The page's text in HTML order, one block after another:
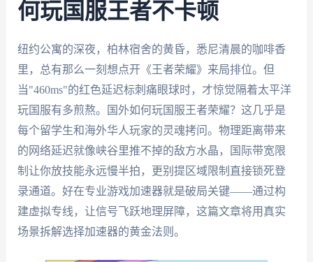
何玩国服王者不卡顿
纽约公寓的深夜，柏林宿舍的黄昏，悉尼清晨的咖啡香
里，总有那么一刻想点开《王者荣耀》来局排位。但
当"460ms"的红色延迟标刺痛眼球时，才惊觉隔着太平洋
玩国服有多煎熬。国外如何玩国服王者荣耀？这几乎是
每个留学生和海外华人玩家的灵魂拷问。物理距离带来
的网络延迟就像峡谷里推不掉的敌方水晶，国际带宽限
制让你放技能永远慢半拍，更别提区域限制直接锁死登
录通道。好在专业游戏加速器就是破局关键——通过构
建虚拟专线，让信号飞跃地理屏障，这篇文章将用真实
场景拆解选择加速器的黄金法则。